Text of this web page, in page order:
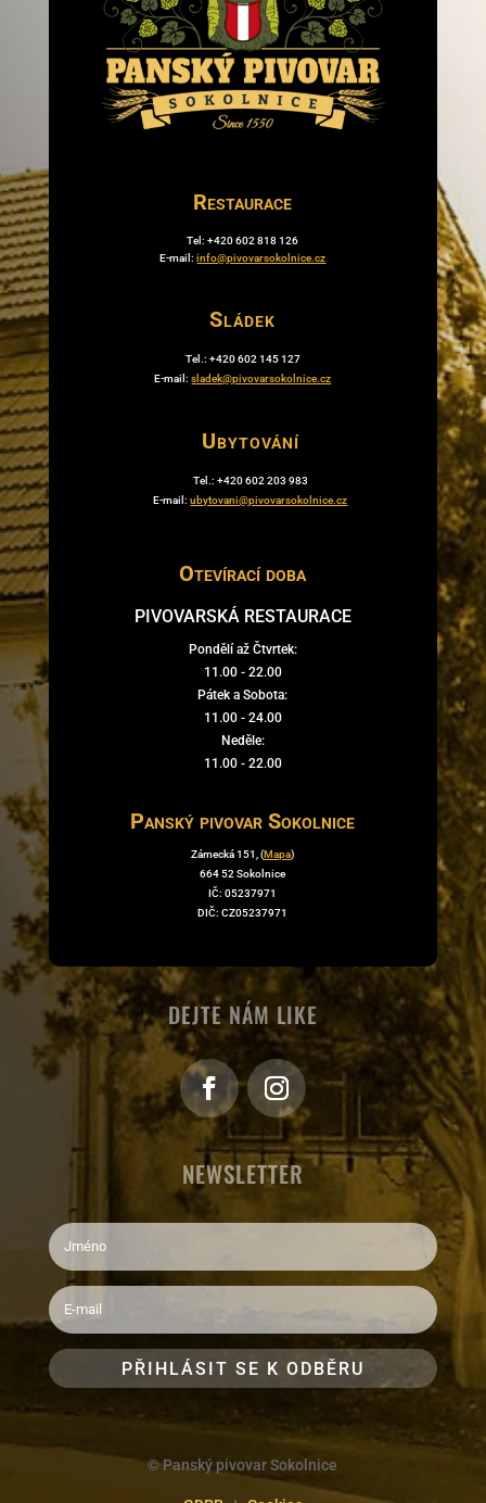
Restaurace
Tel: +420 602 818 126
E-mail:info@pivovarsokolnice.cz
Sládek
Tel.: +420 602 145 127
E-mail:sladek@pivovarsokolnice.cz
Ubytování
Tel.: +420 602 203 983
E-mail:ubytovani@pivovarsokolnice.cz
Otevírací doba
PIVOVARSKÁ RESTAURACE
Pondělí až Čtvrtek:
11.00 - 22.00
Pátek a Sobota:
11.00 - 24.00
Neděle:
11.00 - 22.00
Panský pivovar Sokolnice
Zámecká 151, (Mapa)
664 52 Sokolnice
IČ: 05237971
DIČ: CZ05237971
DEJTE NÁM LIKE
NEWSLETTER
PŘIHLÁSIT SE K ODBĚRU
© Panský pivovar Sokolnice